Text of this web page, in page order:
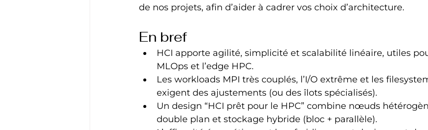
de nos projets, afin d’aider à cadrer vos choix d’architecture.
En bref
HCI apporte agilité, simplicité et scalabilité linéaire, utiles
MLOps et l’edge HPC.
Les workloads MPI très couplés, l’I/O extrême et les
exigent des ajustements (ou des îlots spécialisés).
Un design “HCI prêt pour le HPC” combine nœuds
double plan et stockage hybride (bloc + parallèle).